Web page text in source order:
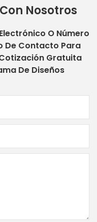
Nosotros
O Número
De Contacto Para
Gratuita
De Diseños